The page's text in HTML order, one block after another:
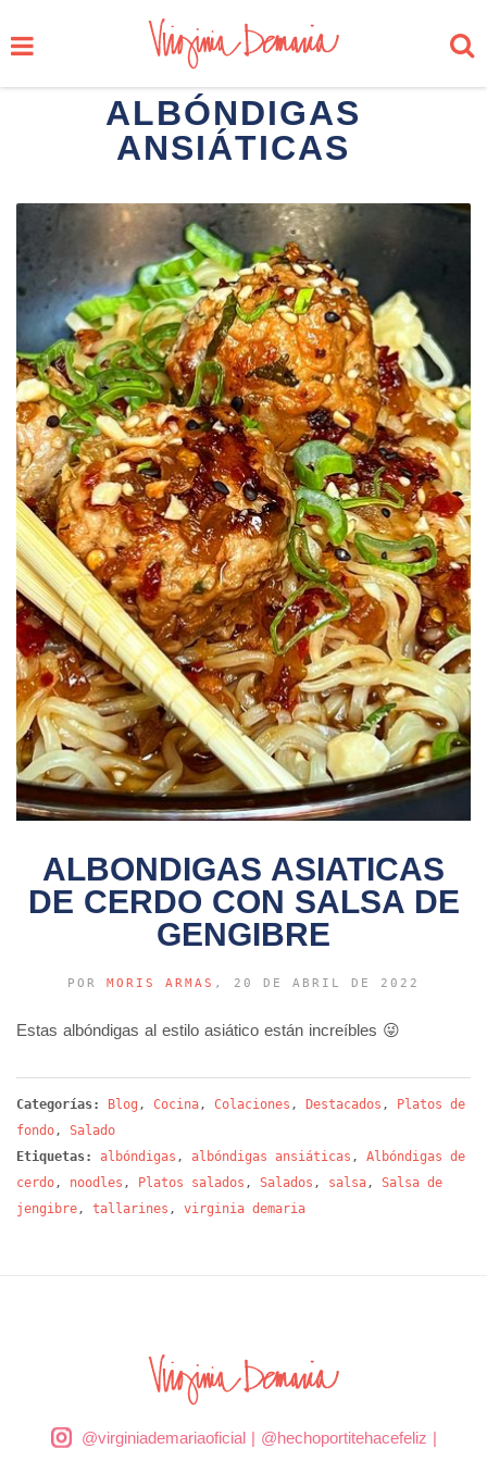
ALBÓNDIGAS
ANSIÁTICAS
ALBONDIGAS ASIATICAS
DE CERDO CON SALSA DE
GENGIBRE
POR MORIS ARMAS , 20 DE ABRIL DE 2022
Estas albóndigas al estilo asiático están increíbles 😜
Categorías: Blog , Cocina , Colaciones , Destacados , Platos de
fondo , Salado
Etiquetas:
albóndigas , albóndigas ansiáticas , Albóndigas de
cerdo , noodles , Platos salados , Salados , salsa , Salsa de
jengibre , tallarines , virginia demaria
@virginiademariaoficial| @hechoportitehacefeliz |